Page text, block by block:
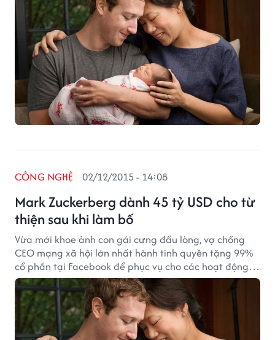
Mark Zuckerberg dành 45 tỷ USD cho từ
thiện sau khi làm bố
CÔNG NGHỆ 02/12/2015 - 14:08
Vừa mới khoe ảnh con gái cưng đầu lòng, vợ chồng
CEO mạng xã hội lớn nhất hành tinh quyên tặng 99%
cổ phần tại Facebook để phục vụ cho các hoạt động
thiện nguyện.